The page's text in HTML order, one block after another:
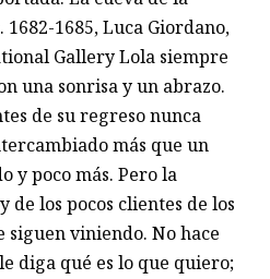
1682-1685, Luca Giordano,
Gallery Lola siempre
una sonrisa y un abrazo.
de su regreso nunca
más que un
y poco más. Pero la
de los pocos clientes de los
siguen viniendo. No hace
diga qué es lo que quiero;